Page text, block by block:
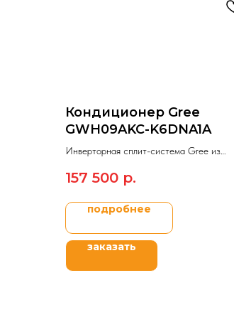
Кондиционер Gree
GWH09AKC-K6DNA1A
Инверторная сплит-система Gree из
157 500 р.
подробнее
заказать